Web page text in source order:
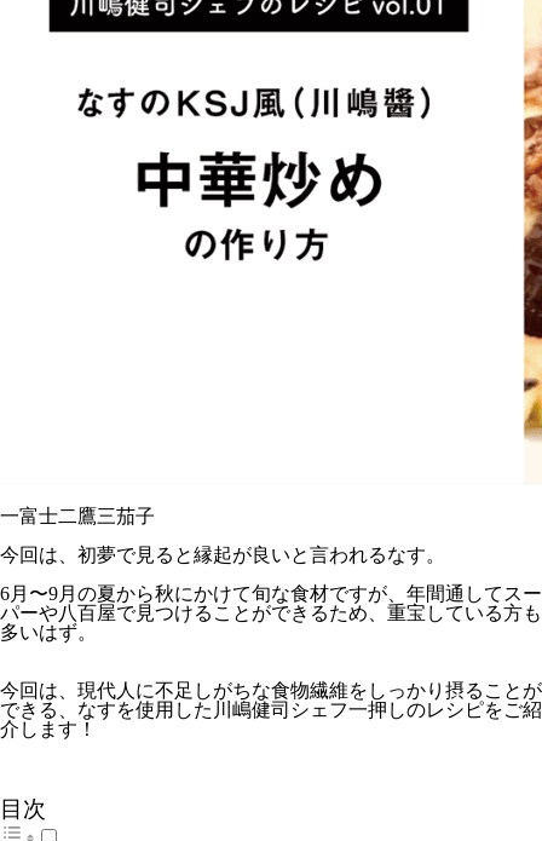
一富士二鷹三茄子
今回は、初夢で見ると縁起が良いと言われるなす。
6月〜9月の夏から秋にかけて旬な食材ですが、年間通してスー
パーや八百屋で見つけることができるため、重宝している方も
多いはず。
今回は、現代人に不足しがちな食物繊維をしっかり摂ることが
できる、なすを使用した川嶋健司シェフ一押しのレシピをご紹
介します！
目次